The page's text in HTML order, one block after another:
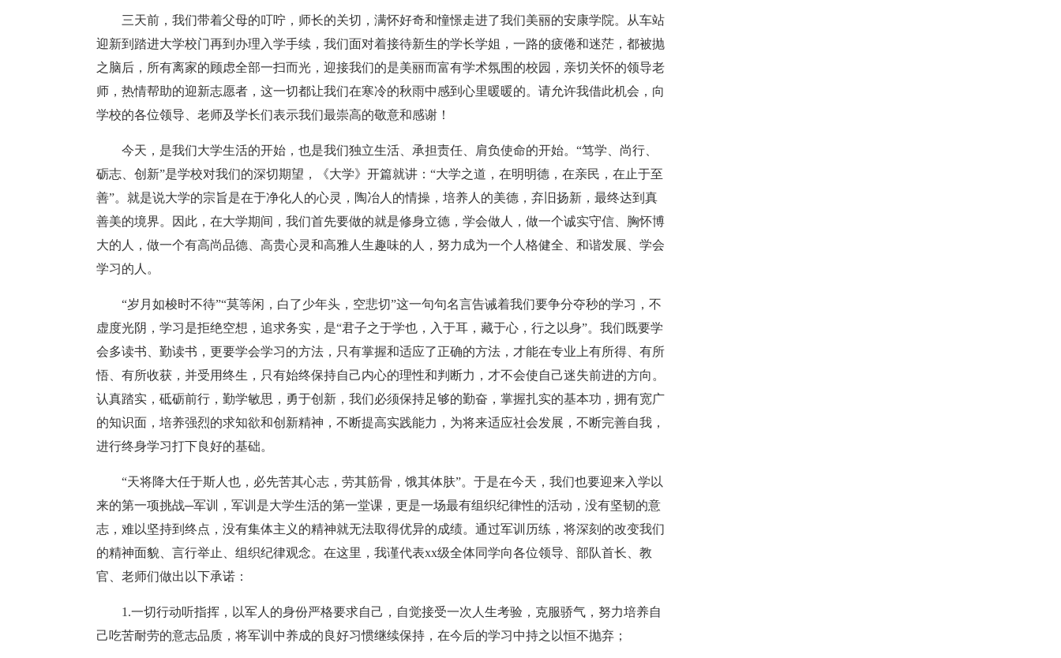
三天前，我们带着父母的叮咛，师长的关切，满怀好奇和憧憬走进了我们美丽的安康学院。从车站
迎新到踏进大学校门再到办理入学手续，我们面对着接待新生的学长学姐，一路的疲倦和迷茫，都被抛
之脑后，所有离家的顾虑全部一扫而光，迎接我们的是美丽而富有学术氛围的校园，亲切关怀的领导老
师，热情帮助的迎新志愿者，这一切都让我们在寒冷的秋雨中感到心里暖暖的。请允许我借此机会，向
学校的各位领导、老师及学长们表示我们最崇高的敬意和感谢！
今天，是我们大学生活的开始，也是我们独立生活、承担责任、肩负使命的开始。“笃学、尚行、
砺志、创新”是学校对我们的深切期望，《大学》开篇就讲：“大学之道，在明明德，在亲民，在止于至
善”。就是说大学的宗旨是在于净化人的心灵，陶冶人的情操，培养人的美德，弃旧扬新，最终达到真
善美的境界。因此，在大学期间，我们首先要做的就是修身立德，学会做人，做一个诚实守信、胸怀博
大的人，做一个有高尚品德、高贵心灵和高雅人生趣味的人，努力成为一个人格健全、和谐发展、学会
学习的人。
“岁月如梭时不待”“莫等闲，白了少年头，空悲切”这一句句名言告诫着我们要争分夺秒的学习，不
虚度光阴，学习是拒绝空想，追求务实，是“君子之于学也，入于耳，藏于心，行之以身”。我们既要学
会多读书、勤读书，更要学会学习的方法，只有掌握和适应了正确的方法，才能在专业上有所得、有所
悟、有所收获，并受用终生，只有始终保持自己内心的理性和判断力，才不会使自己迷失前进的方向。
认真踏实，砥砺前行，勤学敏思，勇于创新，我们必须保持足够的勤奋，掌握扎实的基本功，拥有宽广
的知识面，培养强烈的求知欲和创新精神，不断提高实践能力，为将来适应社会发展，不断完善自我，
进行终身学习打下良好的基础。
“天将降大任于斯人也，必先苦其心志，劳其筋骨，饿其体肤”。于是在今天，我们也要迎来入学以
来的第一项挑战─军训，军训是大学生活的第一堂课，更是一场最有组织纪律性的活动，没有坚韧的意
志，难以坚持到终点，没有集体主义的精神就无法取得优异的成绩。通过军训历练，将深刻的改变我们
的精神面貌、言行举止、组织纪律观念。在这里，我谨代表xx级全体同学向各位领导、部队首长、教
官、老师们做出以下承诺：
1.一切行动听指挥，以军人的身份严格要求自己，自觉接受一次人生考验，克服骄气，努力培养自
己吃苦耐劳的意志品质，将军训中养成的良好习惯继续保持，在今后的学习中持之以恒不抛弃；